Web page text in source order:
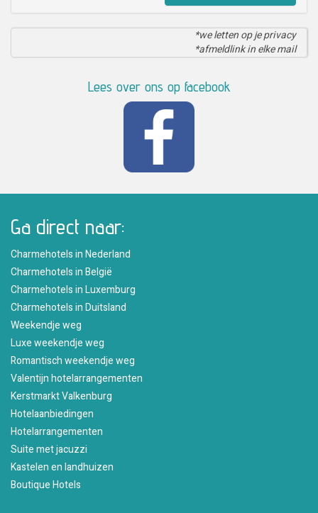
*we letten op je privacy
*afmeldlink in elke mail
Lees over ons op facebook
Ga direct naar:
Charmehotels in Nederland
Charmehotels in België
Charmehotels in Luxemburg
Charmehotels in Duitsland
Weekendje weg
Luxe weekendje weg
Romantisch weekendje weg
Valentijn hotelarrangementen
Kerstmarkt Valkenburg
Hotelaanbiedingen
Hotelarrangementen
Suite met jacuzzi
Kastelen en landhuizen
Boutique Hotels